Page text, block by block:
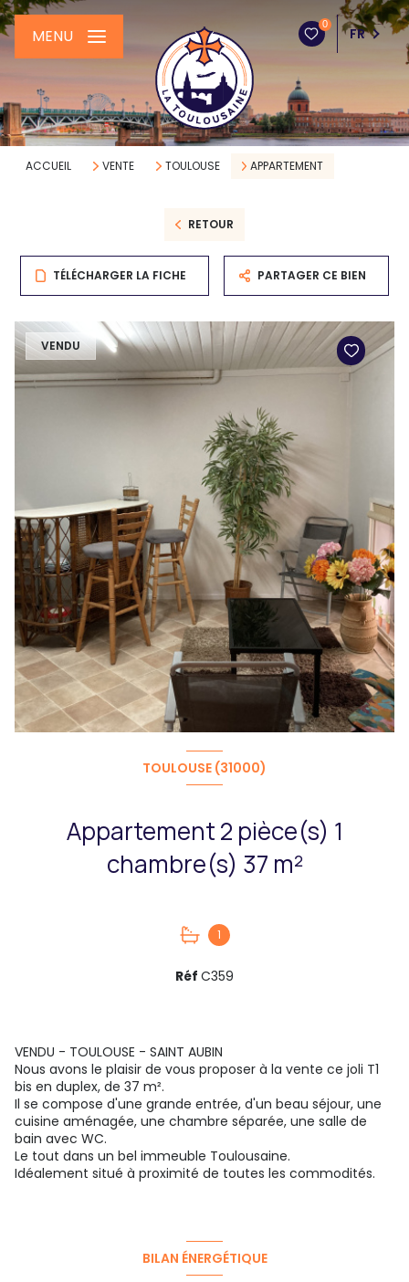
0
FR
MENU
ACCUEIL VENTE TOULOUSE APPARTEMENT
RETOUR
TÉLÉCHARGER LA FICHE PARTAGER CE BIEN
VENDU
TOULOUSE (31000)
Appartement 2 pièce(s) 1
chambre(s) 37 m²
1
Réf C359
VENDU - TOULOUSE - SAINT AUBIN
Nous avons le plaisir de vous proposer à la vente ce joli T1
bis en duplex, de 37 m².
Il se compose d'une grande entrée, d'un beau séjour, une
cuisine aménagée, une chambre séparée, une salle de
bain avec WC.
Le tout dans un bel immeuble Toulousaine.
Idéalement situé à proximité de toutes les commodités.
BILAN ÉNERGÉTIQUE